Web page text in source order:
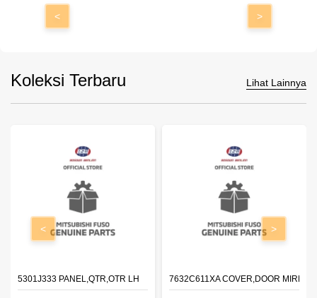
< >
Koleksi Terbaru Lihat Lainnya
5301J333 PANEL,QTR,OTR LH 7632C611XA COVER,DOOR
< >